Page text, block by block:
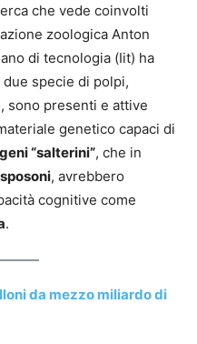
che vede coinvolti
zoologica Anton
di tecnologia (Iit) ha
due specie di polpi,
sono presenti e attive
genetico capaci di
geni “salterini”, che in
, avrebbero
cognitive come
.
da mezzo miliardo di